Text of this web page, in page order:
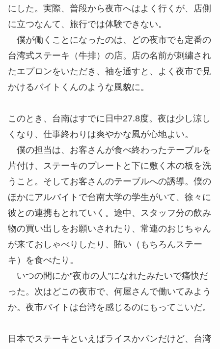
にした。実際、普段から夜市へはよく行くが、店側
に立つなんて、旅行では体験できない。
僕が働くことになったのは、どの夜市でも定番の
台湾式ステーキ（牛排）の店。店の名前が刺繍され
たエプロンをいただき、袖を通すと、よく夜市で見
かけるバイトくんのような風貌に。
このとき、台南はすでに日中27.8度。夜は少し涼し
くなり、仕事終わりは爽やかな風が心地よい。
僕の担当は、お客さんが食べ終わったテーブルを
片付け、ステーキのプレートと下に敷く木の板を洗
うこと。そしてお客さんのテーブルへの誘導。僕の
ほかにアルバイトで台南大学の学生がいて、徐々に
彼との連携もとれていく。途中、スタッフ分の飲み
物の買い出しをお願いされたり、常連のおじちゃん
が来ておしゃべりしたり、賄い（もちろんステー
キ）を食べたり。
いつの間にか”夜市の人”になれたみたいで痛快だ
った。次はどこの夜市で、何屋さんで働いてみよう
か。夜市バイトは台湾を感じるのにもってこいだ。
日本でステーキといえばライスかパンだけど、台湾